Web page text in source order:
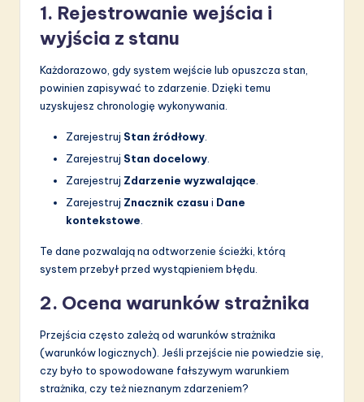
1. Rejestrowanie wejścia i
wyjścia z stanu
Każdorazowo, gdy system wejście lub opuszcza stan,
powinien zapisywać to zdarzenie. Dzięki temu
uzyskujesz chronologię wykonywania.
Zarejestruj Stan źródłowy
Zarejestruj Stan docelowy
Zarejestruj Zdarzenie wyzwalające
Zarejestruj Znacznik czasu i Dane
kontekstowe.
Te dane pozwalają na odtworzenie ścieżki, którą
system przebył przed wystąpieniem błędu.
2. Ocena warunków strażnika
Przejścia często zależą od warunków strażnika
(warunków logicznych). Jeśli przejście nie powiedzie się,
czy było to spowodowane fałszywym warunkiem
strażnika, czy też nieznanym zdarzeniem?